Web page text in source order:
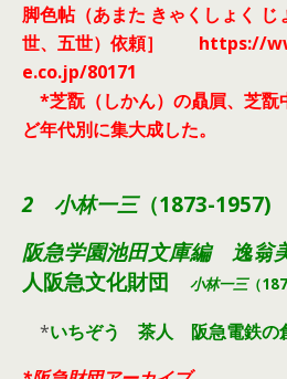
脚色帖（あまた きゃくしょく
世、五世）依頼］ https://
e.co.jp/80171
*芝翫（しかん）の贔屓、芝翫
ど年代別に集大成した。
2 小林一三（1873-1957)
阪急学園池田文庫編 逸翁
人阪急文化財団
小林一三（
*いちぞう 茶人 阪急電鉄の